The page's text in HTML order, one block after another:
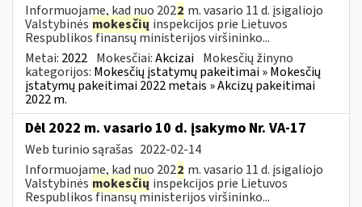
Informuojame, kad nuo 2022 m. vasario 11 d. įsigaliojo
Valstybinės mokesčių inspekcijos prie Lietuvos
Respublikos finansų ministerijos viršininko...
Metai: 2022 Mokesčiai:Akcizai Mokesčių žinyno
kategorijos: Mokesčių įstatymų pakeitimai » Mokesčių
įstatymų pakeitimai 2022 metais » Akcizų pakeitimai
2022 m.
Dėl 2022 m. vasario 10 d. įsakymo Nr. VA-17
Web turinio sąrašas 2022-02-14
Informuojame, kad nuo 2022 m. vasario 11 d. įsigaliojo
Valstybinės mokesčių inspekcijos prie Lietuvos
Respublikos finansų ministerijos viršininko...